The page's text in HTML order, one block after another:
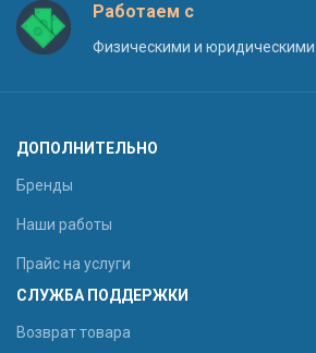
Работаем с
Физическими и
ДОПОЛНИТЕЛЬНО
Бренды
Наши работы
Прайс на услуги
СЛУЖБА ПОДДЕРЖКИ
Возврат товара